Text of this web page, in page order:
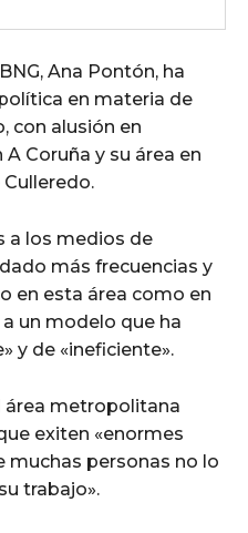
Ana Pontón, ha
en materia de
con alusión en
Coruña y su área en
a los medios de
más frecuencias y
en esta área como en
un modelo que ha
y de «ineficiente».
área metropolitana
exiten «enormes
muchas personas no lo
trabajo».